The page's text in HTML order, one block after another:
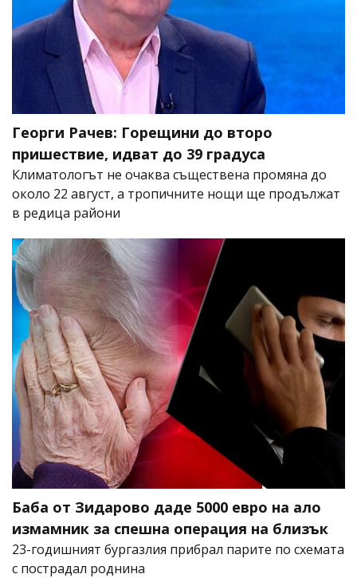
Георги Рачев: Горещини до второ
пришествие, идват до 39 градуса
Климатологът не очаква съществена промяна до
около 22 август, а тропичните нощи ще продължат
в редица райони
Баба от Зидарово даде 5000 евро на ало
измамник за спешна операция на близък
23-годишният бургазлия прибрал парите по схемата
с пострадал роднина